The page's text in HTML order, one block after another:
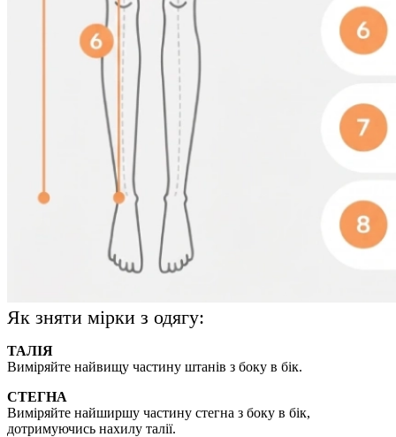
Як зняти мірки з одягу:
ТАЛІЯ
Виміряйте найвищу частину штанів з боку в бік.
СТЕГНА
Виміряйте найширшу частину стегна з боку в бік,
дотримуючись нахилу талії.